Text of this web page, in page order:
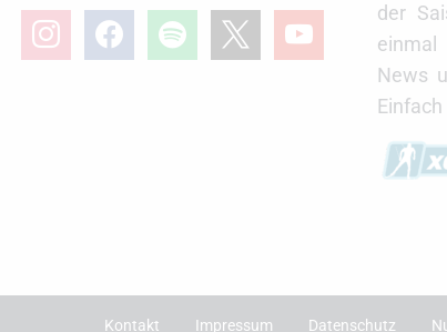
instagramfacebookspotify youtube
der
News
Kontakt Impressum Datenschutz